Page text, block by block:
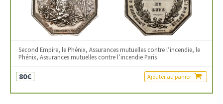
Second Empire, le Phénix, Assurances mutuelles contre l’incendie, le
Phénix, Assurances mutuelles contre l’incendie Paris
80€ Ajouter au panier